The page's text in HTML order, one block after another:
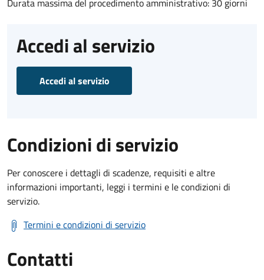
Accedi al servizio
Accedi al servizio
Condizioni di servizio
Per conoscere i dettagli di scadenze, requisiti e altre
informazioni importanti, leggi i termini e le condizioni di
servizio.
Termini e condizioni di servizio
Contatti